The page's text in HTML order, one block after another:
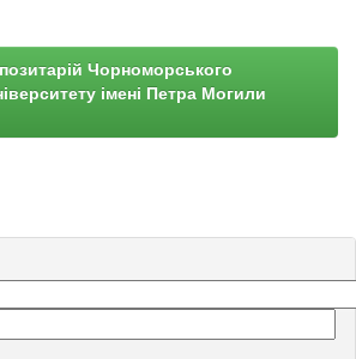
Чорноморського
імені Петра Могили